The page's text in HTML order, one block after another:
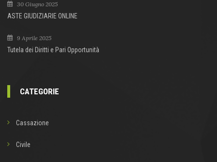
30 Giugno 2025
ASTE GIUDIZIARIE ONLINE
9 Aprile 2025
Tutela dei Diritti e Pari Opportunità
CATEGORIE
Cassazione
Civile